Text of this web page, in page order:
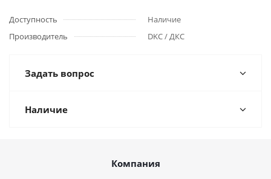
Доступность
Наличие
Производитель
DKC / ДКС
Задать вопрос
Наличие
Компания